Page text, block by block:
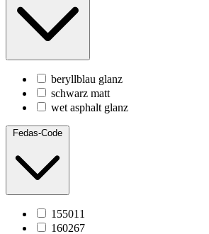
beryllblau glanz
schwarz matt
wet asphalt glanz
Fedas-Code
155011
160267